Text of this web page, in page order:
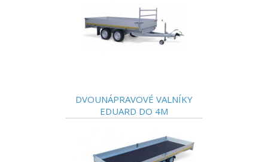
DVOUNÁPRAVOVÉ VALNÍKY
EDUARD DO 4M